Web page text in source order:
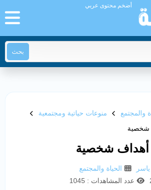
أضخم محتوى عربي
بحث
والمجتمع
منوعات حياتية ومجتمعية
شخصية
أهداف شخصية
الحياة والمجتمع
عدد المشاهدات : 1045